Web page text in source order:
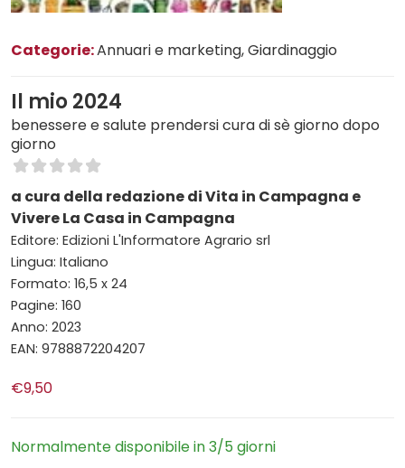
Categorie:Annuari e marketing, Giardinaggio
Il mio 2024
benessere e salute prendersi cura di sè giorno dopo
giorno
a cura della redazione di Vita in Campagna e
Vivere La Casa in Campagna
Editore: Edizioni L'Informatore Agrario srl
Lingua: Italiano
Formato: 16,5 x 24
Pagine: 160
Anno: 2023
EAN: 9788872204207
€9,50
Normalmente disponibile in 3/5 giorni